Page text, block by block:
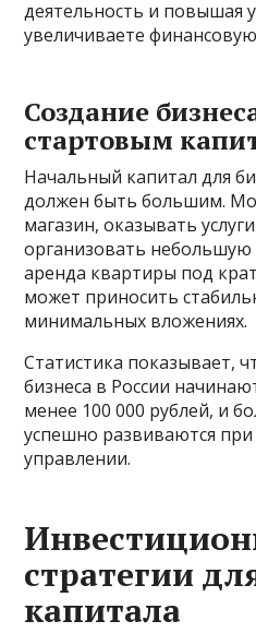
деятельность и повышая
увеличиваете
Создание
стартовым
Начальный капитал для
должен быть большим.
магазин, оказывать
организовать
аренда квартиры под
может приносить
минимальных вложениях.
Статистика показывает,
бизнеса в России
менее 100 000 рублей, и
успешно развиваются
управлении.
стратегии
капитала